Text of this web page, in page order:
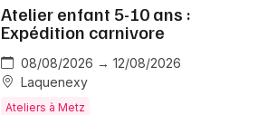
Atelier enfant 5-10 ans :
Expédition carnivore
08/08/2026 → 12/08/2026
Laquenexy
Ateliers à Metz